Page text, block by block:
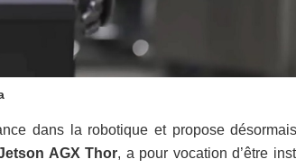
dans la robotique et propose
AGX Thor, a pour vocation d’être